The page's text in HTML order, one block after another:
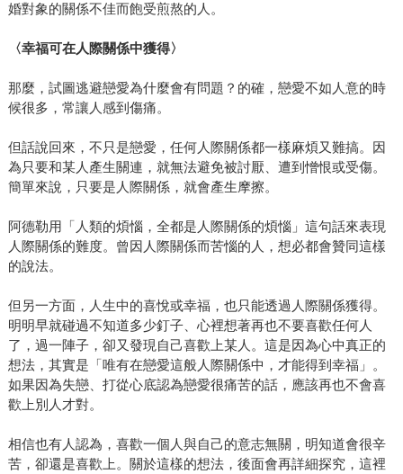
婚對象的關係不佳而飽受煎熬的人。
〈幸福可在人際關係中獲得〉
那麼，試圖逃避戀愛為什麼會有問題？的確，戀愛不如人意的時
候很多，常讓人感到傷痛。
但話說回來，不只是戀愛，任何人際關係都一樣麻煩又難搞。因
為只要和某人產生關連，就無法避免被討厭、遭到憎恨或受傷。
簡單來說，只要是人際關係，就會產生摩擦。
阿德勒用「人類的煩惱，全都是人際關係的煩惱」這句話來表現
人際關係的難度。曾因人際關係而苦惱的人，想必都會贊同這樣
的說法。
但另一方面，人生中的喜悅或幸福，也只能透過人際關係獲得。
明明早就碰過不知道多少釘子、心裡想著再也不要喜歡任何人
了，過一陣子，卻又發現自己喜歡上某人。這是因為心中真正的
想法，其實是「唯有在戀愛這般人際關係中，才能得到幸福」。
如果因為失戀、打從心底認為戀愛很痛苦的話，應該再也不會喜
歡上別人才對。
相信也有人認為，喜歡一個人與自己的意志無關，明知道會很辛
苦，卻還是喜歡上。關於這樣的想法，後面會再詳細探究，這裡